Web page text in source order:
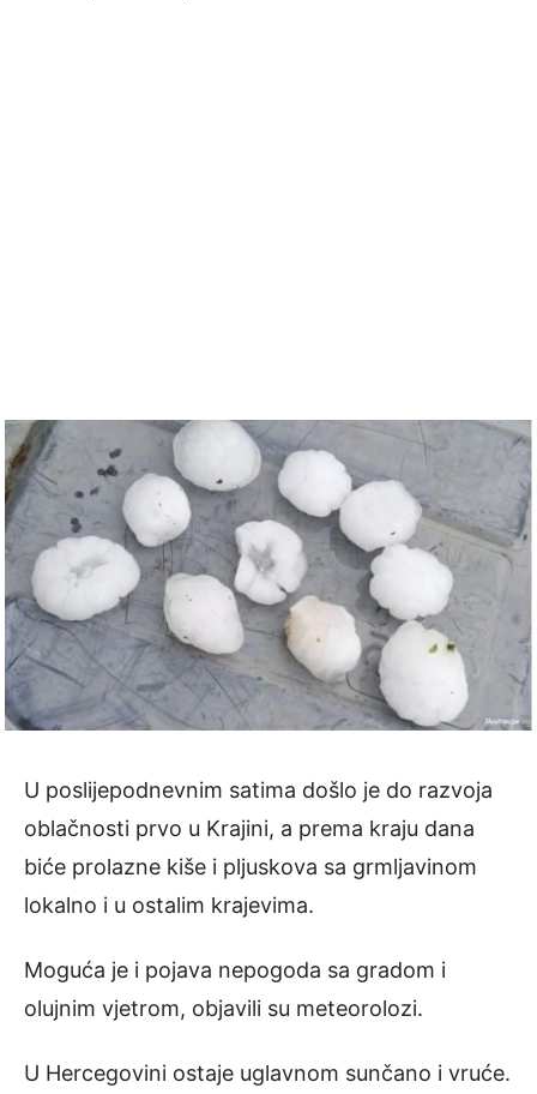
U poslijepodnevnim satima došlo je do razvoja
oblačnosti prvo u Krajini, a prema kraju dana
biće prolazne kiše i pljuskova sa grmljavinom
lokalno i u ostalim krajevima.
Moguća je i pojava nepogoda sa gradom i
olujnim vjetrom, objavili su meteorolozi.
U Hercegovini ostaje uglavnom sunčano i vruće.